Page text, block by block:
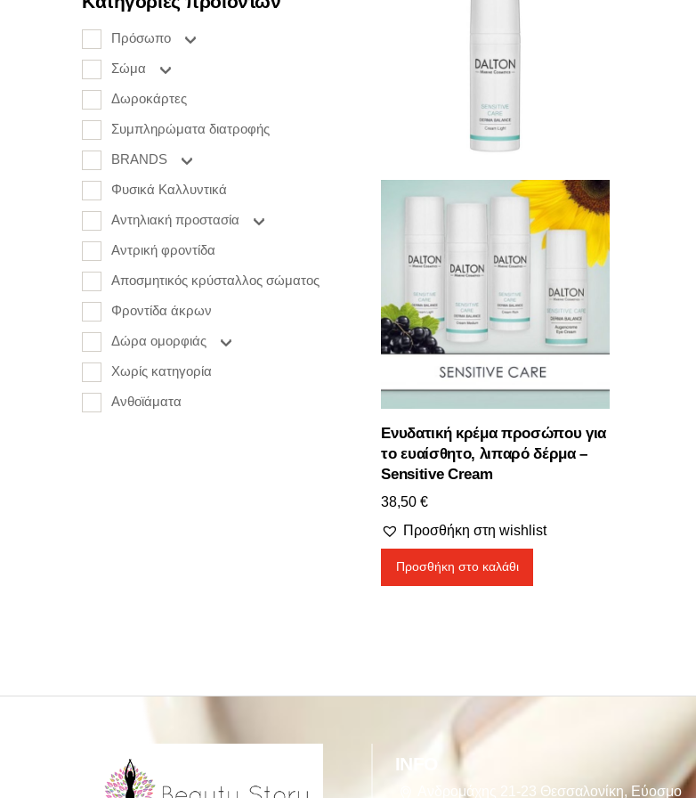
Ενυδατική κρέμα προσώπου για
το ευαίσθητο, λιπαρό δέρμα –
Sensitive Cream
38,50€
Προσθήκη στη wishlist
Προσθήκη στο καλάθι
Πρόσωπο
Σώμα
Δωροκάρτες
Συμπληρώματα διατροφής
BRANDS
Φυσικά Καλλυντικά
Αντηλιακή προστασία
Αντρική φροντίδα
Αποσμητικός κρύσταλλος σώματος
Φροντίδα άκρων
Δώρα ομορφιάς
Χωρίς κατηγορία
Ανθοϊάματα
INFO
Ανδρομάχης 21-23 Θεσσαλονίκη, Εύοσμο